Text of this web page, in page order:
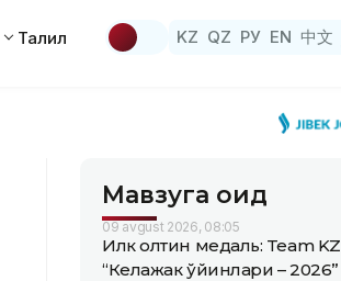
Таҳлил KZ QZ РУ EN 中文
Мавзуга оид
09 avgust 2026, 08:05
Илк олтин медаль: Team KZ
“Келажак ўйинлари – 2026”